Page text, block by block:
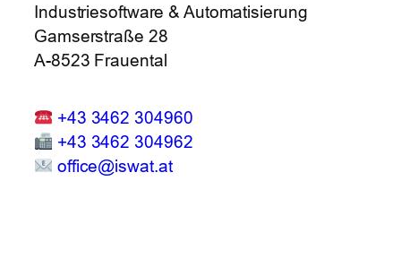
Industriesoftware & Automatisierung
Gamserstraße 28
A-8523 Frauental
+43 3462 304960
+43 3462 304962
office@iswat.at